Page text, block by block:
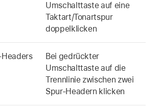
Umschalttaste auf eine
Taktart/Tonartspur
doppelklicken
Headers
Bei gedrückter
Umschalttaste auf die
Trennlinie zwischen zwei
Spur-Headern klicken